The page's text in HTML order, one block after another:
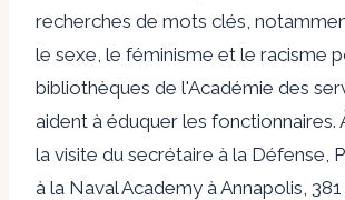
recherches de mots clés,
le sexe, le féminisme et le racisme
bibliothèques de l'Académie des
aident à éduquer les fonctionnaires.
la visite du secrétaire à la Défense,
à la Naval Academy à Annapolis,